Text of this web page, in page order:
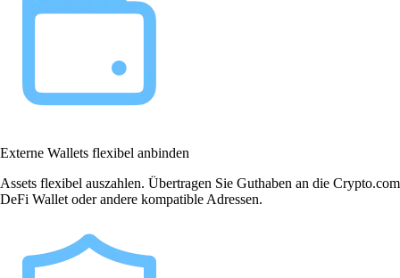
Externe Wallets flexibel anbinden
Assets flexibel auszahlen. Übertragen Sie Guthaben an die Crypto.com
DeFi Wallet oder andere kompatible Adressen.